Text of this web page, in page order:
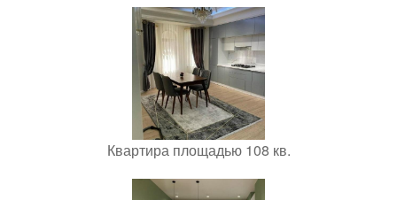
Квартира площадью 108 кв.